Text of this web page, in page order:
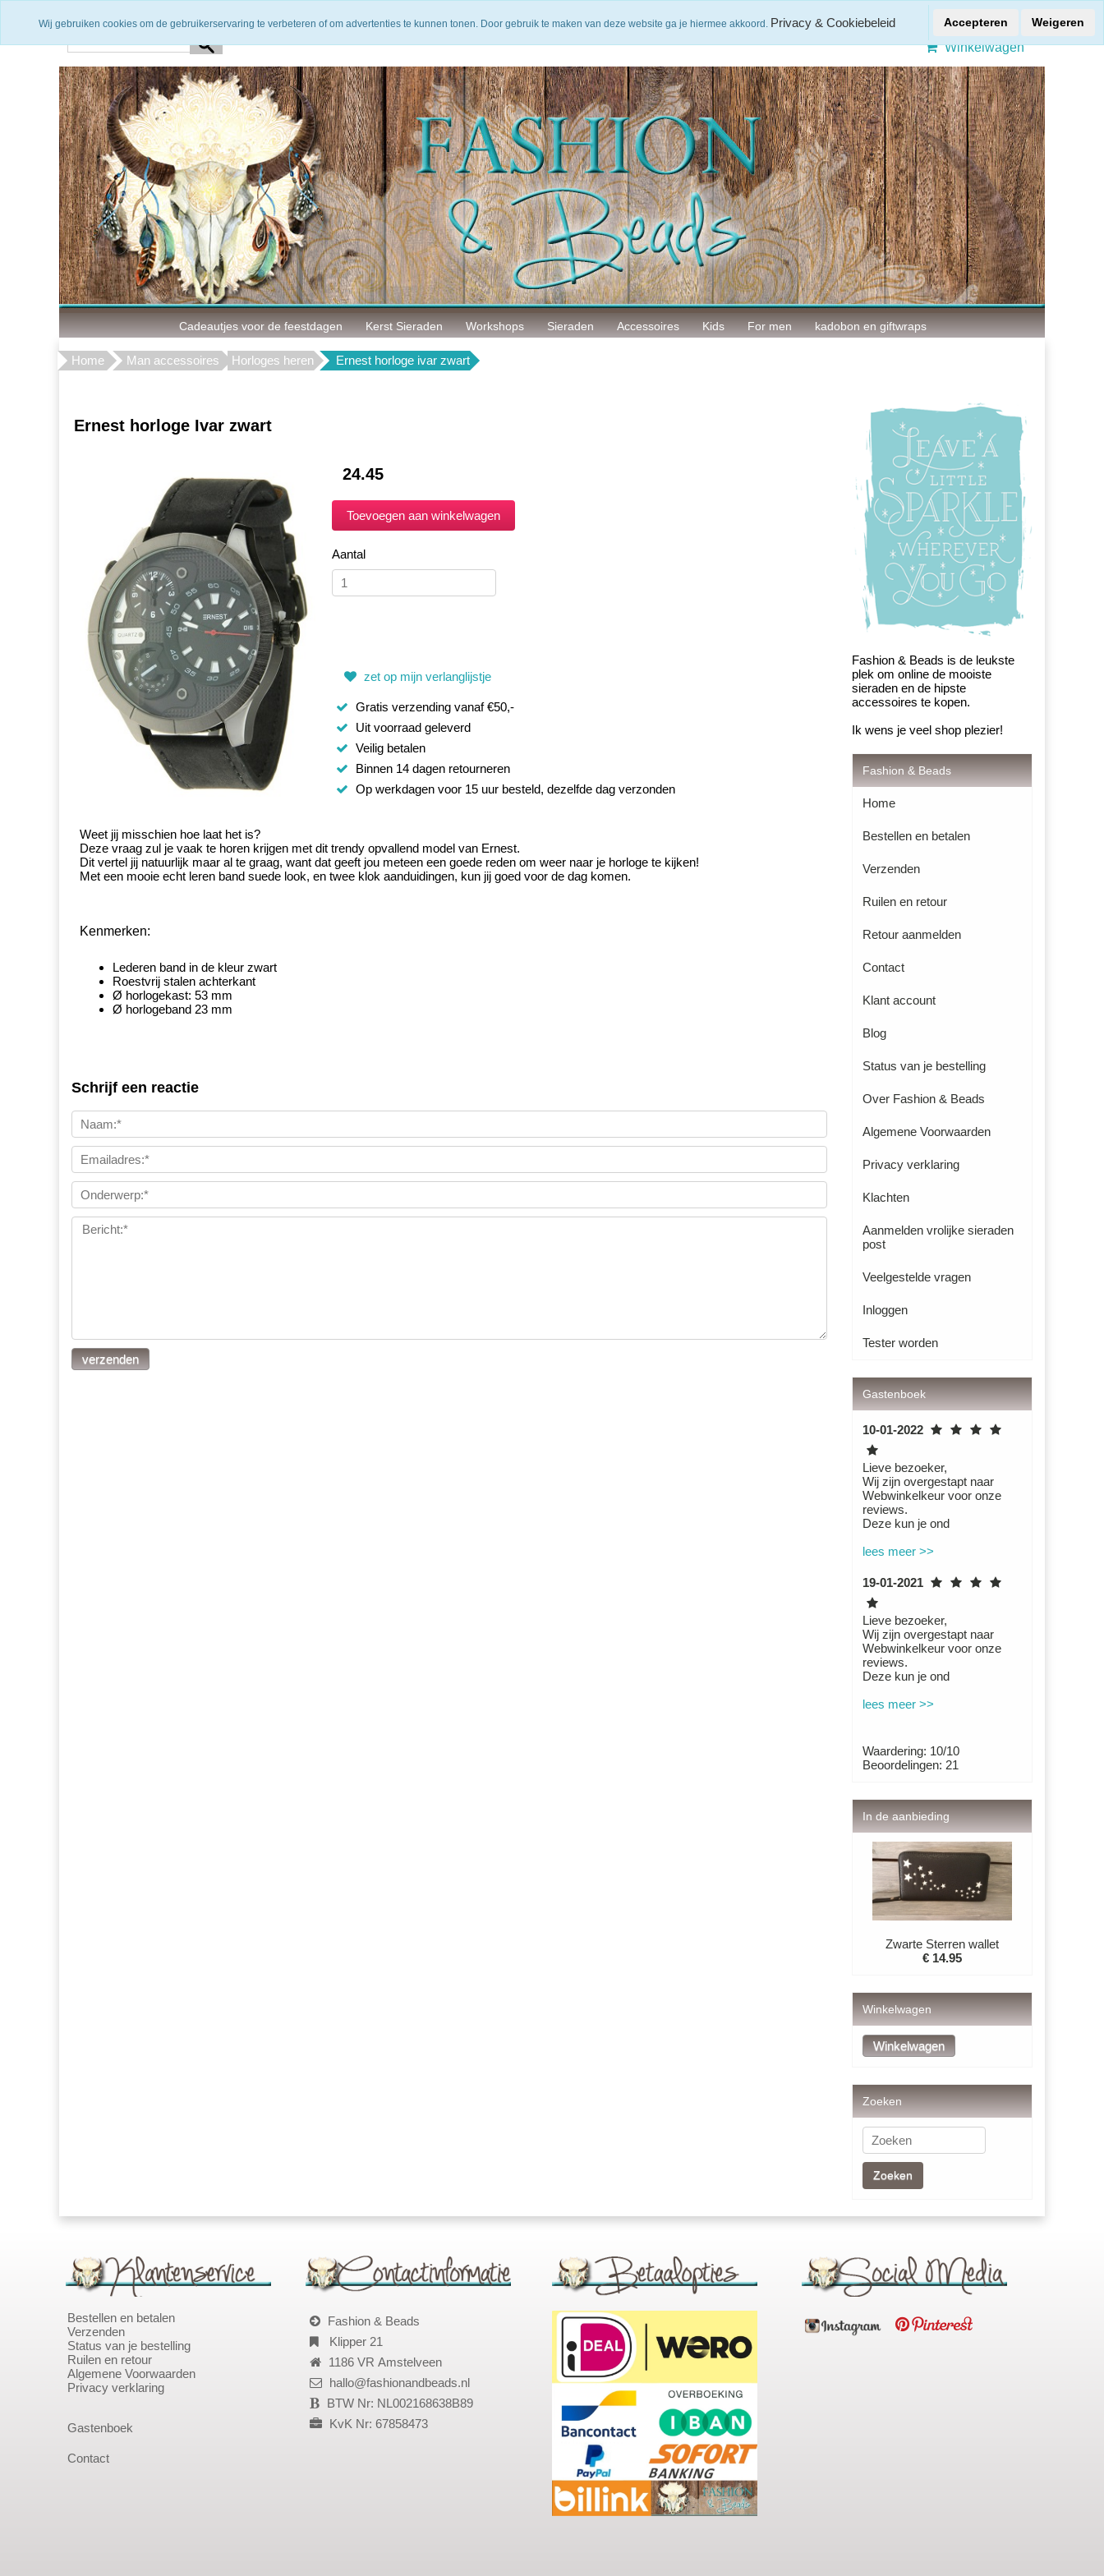
Winkelwagen
Cadeautjes voor de feestdagen Kerst Sieraden Workshops Sieraden Accessoires Kids For men kadobon en giftwraps
Home Man accessoires Horloges heren Ernest horloge ivar zwart
Ernest horloge Ivar zwart
24.45
Aantal
zet op mijn verlanglijstje
Gratis verzending vanaf €50,-
Uit voorraad geleverd
Veilig betalen
Binnen 14 dagen retourneren
Op werkdagen voor 15 uur besteld, dezelfde dag verzonden
Weet jij misschien hoe laat het is?
Deze vraag zul je vaak te horen krijgen met dit trendy opvallend model van Ernest.
Dit vertel jij natuurlijk maar al te graag, want dat geeft jou meteen een goede reden om weer naar je horloge te kijken!
Met een mooie echt leren band suede look, en twee klok aanduidingen, kun jij goed voor de dag komen.
Kenmerken:
Lederen band in de kleur zwart
Roestvrij stalen achterkant
Ø horlogekast: 53 mm
Ø horlogeband 23 mm
Schrijf een reactie
Fashion & Beads is de leukste
plek om online de mooiste
sieraden en de hipste
accessoires te kopen.
Ik wens je veel shop plezier!
Fashion & Beads
Home
Bestellen en betalen
Verzenden
Ruilen en retour
Retour aanmelden
Contact
Klant account
Blog
Status van je bestelling
Over Fashion & Beads
Algemene Voorwaarden
Privacy verklaring
Klachten
Aanmelden vrolijke sieraden
post
Veelgestelde vragen
Inloggen
Tester worden
Gastenboek
10-01-2022
Lieve bezoeker,
Wij zijn overgestapt naar
Webwinkelkeur voor onze
reviews.
Deze kun je ond
lees meer >>
19-01-2021
Lieve bezoeker,
Wij zijn overgestapt naar
Webwinkelkeur voor onze
reviews.
Deze kun je ond
lees meer >>
Waardering: 10/10
Beoordelingen: 21
In de aanbieding
Zwarte Sterren wallet
€ 14.95
Winkelwagen
Zoeken
Zoeken
Bestellen en betalen
Verzenden
Status van je bestelling
Ruilen en retour
Algemene Voorwaarden
Privacy verklaring
Gastenboek
Contact
Fashion & Beads
Klipper 21
1186 VR Amstelveen
hallo@fashionandbeads.nl
BTW Nr: NL002168638B89
KvK Nr: 67858473
Wij gebruiken cookies om de gebruikerservaring te verbeteren of om advertenties te kunnen tonen. Door gebruik te maken van deze website ga je hiermee akkoord. Privacy & Cookiebeleid Accepteren Weigeren